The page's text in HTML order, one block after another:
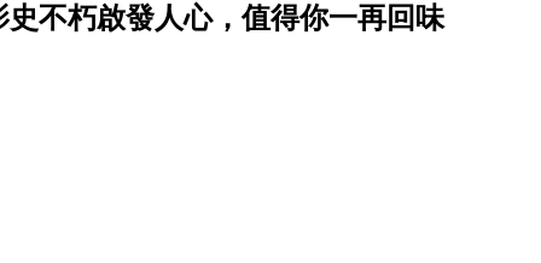
不朽啟發人心，值得你一再回味